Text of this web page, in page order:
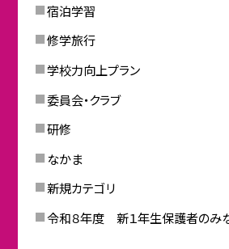
宿泊学習
修学旅行
学校力向上プラン
委員会・クラブ
研修
なかま
新規カテゴリ
令和８年度 新１年生保護者のみ